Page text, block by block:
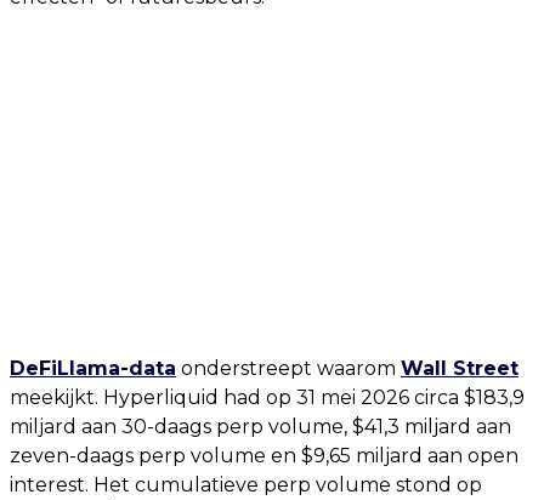
DeFiLlama-data onderstreept waarom Wall Street
meekijkt. Hyperliquid had op 31 mei 2026 circa $183,9
miljard aan 30-daags perp volume, $41,3 miljard aan
zeven-daags perp volume en $9,65 miljard aan open
interest. Het cumulatieve perp volume stond op